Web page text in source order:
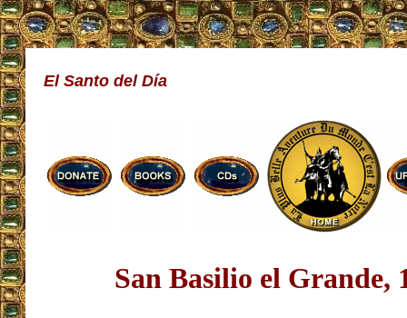
El Santo del Día
San Basilio el Grande,